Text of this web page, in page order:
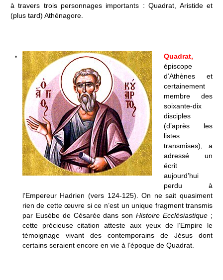
à travers trois personnages importants : Quadrat, Aristide et
(plus tard) Athénagore.
Quadrat,
épiscope
d’Athènes et
certainement
membre des
soixante-dix
disciples
(d’après les
listes
transmises), a
adressé un
écrit
aujourd’hui
perdu à
l’Empereur Hadrien (vers 124-125). On ne sait quasiment
rien de cette œuvre si ce n’est un unique fragment transmis
par Eusèbe de Césarée dans sonHistoire Ecclésiastique ;
cette précieuse citation atteste aux yeux de l’Empire le
témoignage vivant des contemporains de Jésus dont
certains seraient encore en vie à l’époque de Quadrat.